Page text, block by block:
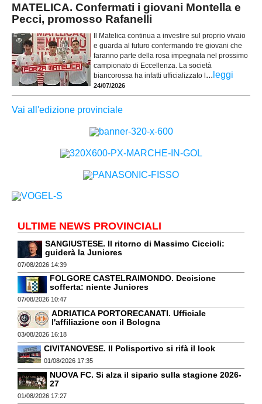
MATELICA. Confermati i giovani Montella e
Pecci, promosso Rafanelli
Il Matelica continua a investire sul proprio vivaio
e guarda al futuro confermando tre giovani che
faranno parte della rosa impegnata nel prossimo
campionato di Eccellenza. La società
biancorossa ha infatti ufficializzato l ... leggi
24/07/2026
Vai all'edizione provinciale
ULTIME NEWS PROVINCIALI
SANGIUSTESE. Il ritorno di Massimo Ciccioli:
guiderà la Juniores
07/08/2026 14:39
FOLGORE CASTELRAIMONDO. Decisione
sofferta: niente Juniores
07/08/2026 10:47
ADRIATICA PORTORECANATI. Ufficiale
l'affiliazione con il Bologna
03/08/2026 16:18
CIVITANOVESE. Il Polisportivo si rifà il look
01/08/2026 17:35
NUOVA FC. Si alza il sipario sulla stagione 2026-
27
01/08/2026 17:27